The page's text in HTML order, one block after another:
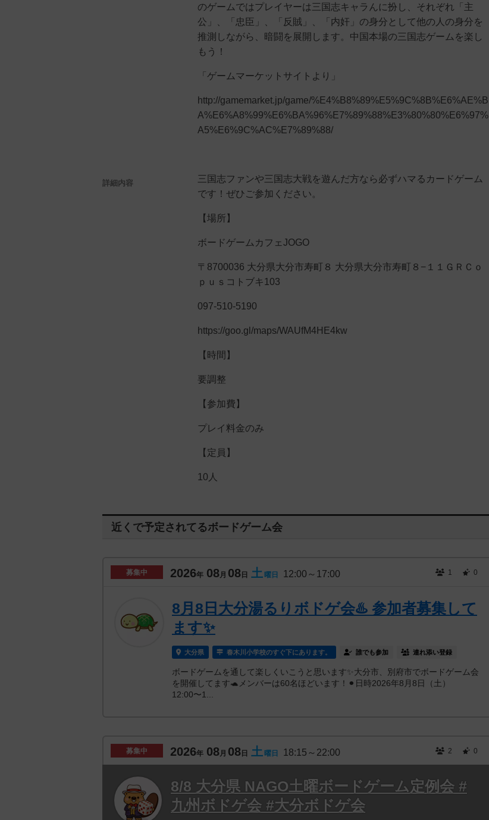
詳細内容
のゲームではプレイヤーは三国志キャラんに扮し、それぞれ「主
公」、「忠臣」、「反賊」、「内奸」の身分として他の人の身分を
推測しながら、暗闘を展開します。中国本場の三国志ゲームを楽し
もう！
「ゲームマーケットサイトより」
http://gamemarket.jp/game/%E4%B8%89%E5%9C%8B%E6%AE%B
A%E6%A8%99%E6%BA%96%E7%89%88%E3%80%80%E6%97%
A5%E6%9C%AC%E7%89%88/
三国志ファンや三国志大戦を遊んだ方なら必ずハマるカードゲーム
です！ぜひご参加ください。
【場所】
ボードゲームカフェJOGO
〒8700036 大分県大分市寿町８ 大分県大分市寿町８−１１ＧＲＣｏ
ｐｕｓコトブキ103
097-510-5190
https://goo.gl/maps/WAUfM4HE4kw
【時間】
要調整
【参加費】
プレイ料金のみ
【定員】
10人
近くで予定されてるボードゲーム会
募集中 2026年 08 月 08 日 土 曜日 12:00～17:00 1 0
8月8日大分湯るりボドゲ会♨️ 参加者募集して
ます✨
大分県 春木川小学校のすぐ下にあります。 誰でも参加 連れ添い登録
ボードゲームを通して楽しくいこうと思います✨大分市、別府市でボードゲーム会
を開催してます🐢メンバーは60名ほどいます！⚫︎日時2026年8月8日（土）
12:00〜1...
募集中 2026年 08 月 08 日 土 曜日 18:15～22:00 2 0
8/8 大分県 NAGO土曜ボードゲーム定例会 #
九州ボドゲ会 #大分ボドゲ会